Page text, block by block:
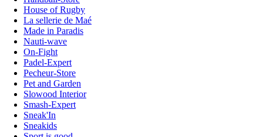
House of Rugby
La sellerie de Maé
Made in Paradis
Nauti-wave
On-Fight
Padel-Expert
Pecheur-Store
Pet and Garden
Slowood Interior
Smash-Expert
Sneak'In
Sneakids